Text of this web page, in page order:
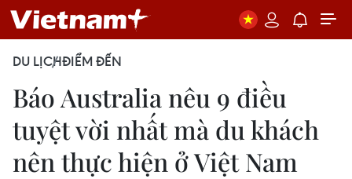
DU LỊCHĐIỂM ĐẾN
Báo Australia nêu 9 điều
tuyệt vời nhất mà du khách
nên thực hiện ở Việt Nam